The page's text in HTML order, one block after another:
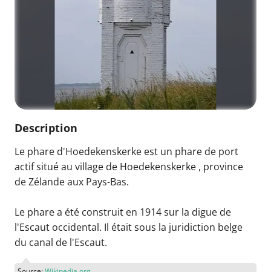
Description
Le phare d'Hoedekenskerke est un phare de port
actif situé au village de Hoedekenskerke , province
de Zélande aux Pays-Bas.
Le phare a été construit en 1914 sur la digue de
l'Escaut occidental. Il était sous la juridiction belge
du canal de l'Escaut.